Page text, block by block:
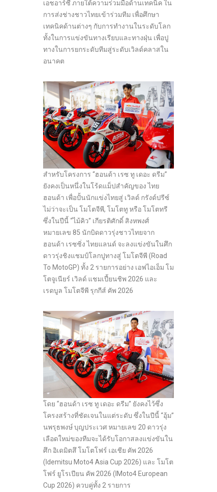
เอชอาร์ซี ภายใต้ความร่วมมือด้านเทคนิค ใน
การส่งช่างชาวไทยเข้าร่วมทีม เพื่อศึกษา
เทคนิคด้านต่างๆ กับการทำงานในระดับโลก
ทั้งในการแข่งขันทางเรียบและทางฝุ่น เพื่อปู
ทางในการยกระดับทีมสู่ระดับเวิลด์คลาสใน
อนาคต
สำหรับโครงการ “ฮอนด้า เรซ ทู เดอะ ดรีม”
ยังคงเป็นหนึ่งในโร้ดแม็ปสำคัญของ ไทย
ฮอนด้า เพื่อปั้นนักแข่งไทยสู่ เวิลด์ กรังด์ปรีซ์
ไม่ว่าจะเป็น โมโตจีพี, โมโตทู หรือ โมโตทรี
ซึ่งในปีนี้ “ไม้คิว” เกียรติศักดิ์ สิงหพงศ์
หมายเลข 85 นักบิดดาวรุ่งชาวไทยจาก
ฮอนด้า เรซซิ่ง ไทยแลนด์ จะลงแข่งขันในศึก
ดาวรุ่งชิงแชมป์โลกปูทางสู่ โมโตจีพี (Road
To MotoGP) ทั้ง 2 รายการอย่าง เอฟไอเอ็ม โม
โตจูเนียร์ เวิลด์ แชมเปี้ยนชิพ 2026 และ
เรดบูล โมโตจีพี รุกกีส์ คัพ 2026
โดย “ฮอนด้า เรซ ทู เดอะ ดรีม” ยังคงไว้ซึ่ง
โครงสร้างที่ชัดเจนในแต่ระดับ ซึ่งในปีนี้ “อุ้ม”
นพรุธพงษ์ บุญประเวศ หมายเลข 20 ดาวรุ่ง
เลือดใหม่ของทีมจะได้รับโอกาสลงแข่งขันใน
ศึก อิเดมิตสึ โมโตโฟร์ เอเชีย คัพ 2026
(Idemitsu Moto4 Asia Cup 2026) และ โมโต
โฟร์ ยูโรเปียน คัพ 2026 (IMoto4 European
Cup 2026) ควบคู่ทั้ง 2 รายการ